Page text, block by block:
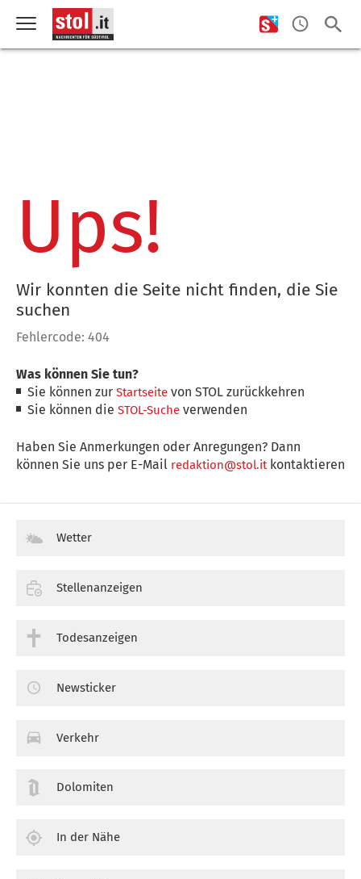
Ups!
Wir konnten die Seite nicht finden, die Sie
suchen
Fehlercode: 404
Was können Sie tun?
Sie können zurStartseite von STOL zurückkehren
Sie können dieSTOL-Suche verwenden
Haben Sie Anmerkungen oder Anregungen? Dann
können Sie uns per E-Mail redaktion@stol.itkontaktieren
Wetter
Stellenanzeigen
Todesanzeigen
Newsticker
Verkehr
Dolomiten
In der Nähe